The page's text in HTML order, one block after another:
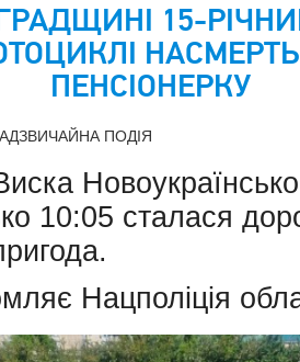
15-
ПЕНСІОНЕРКУ
ПОДІЯ
10:05 сталася
Нацполiцiя